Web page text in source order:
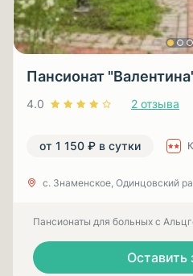
Пансионат
4.0 2 отзыва
от 1 150 ₽ в сутки
с. Знаменское, Одинцовский
Пансионаты для больных с
Оставить